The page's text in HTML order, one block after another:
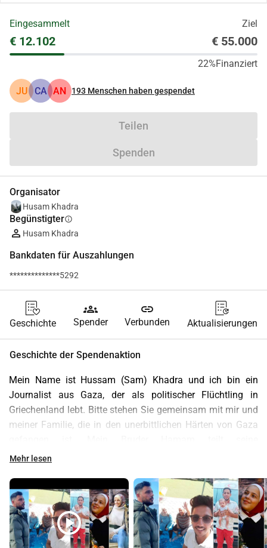
Eingesammelt Ziel
€ 12.102 € 55.000
22%Finanziert
JU CA AN 193 Menschen haben gespendet
Teilen
Spenden
Organisator
Husam Khadra
Begünstigterinfo
Husam Khadra
Bankdaten für Auszahlungen
**************5292
Geschichte
groups
Spender
link
Verbunden Aktualisierungen
Geschichte der Spendenaktion
Mein Name ist Hussam (Sam) Khadra und ich bin ein
Journalist aus Gaza, der als politischer Flüchtling in
Griechenland lebt. Bitte stehen Sie gemeinsam mit mir und
meiner Familie, die in den unerbittlichen Härten von Gaza
herzzerreißende Bitte:
ich haben den erschütternden Verlust unseres Zuhauses
und unserer Lebensweise vor dem Krieg ertragen. Bei mir
sind meine Frau Soha, die mit Zwillingen im achten Monat
schwanger ist, unser Sohn Kamal, meine Eltern Kamal und
Ilham, meine Schwestern Doha und Enas - Enas, eine
Mehr lesen
play_circle